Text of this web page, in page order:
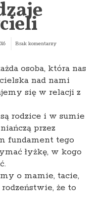
Brak komentarzy
osoba, która nas
nad nami
się w relacji z
rodzice i w sumie
przez
fundament tego
łyżkę, w kogo
o mamie, tacie,
że to